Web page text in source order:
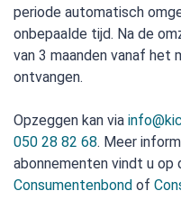
periode automatisch
onbepaalde tijd. Na de
van 3 maanden vanaf het
ontvangen.
Opzeggen kan via
050 28 82 68. Meer
abonnementen vindt u op
Consumentenbond of